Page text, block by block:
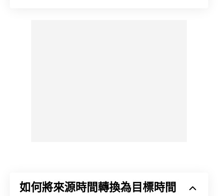
如何將來源時間轉換為目標時間